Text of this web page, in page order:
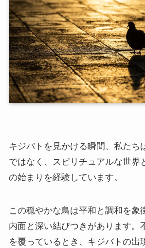
キジバトを見かける瞬間、私たち
ではなく、スピリチュアルな世界
の始まりを経験しています。
この穏やかな鳥は平和と調和を象
内面と深い結びつきがあります。
を覆っているとき、キジバトの出